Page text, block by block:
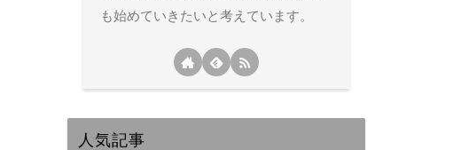
も始めていきたいと考えています。
人気記事